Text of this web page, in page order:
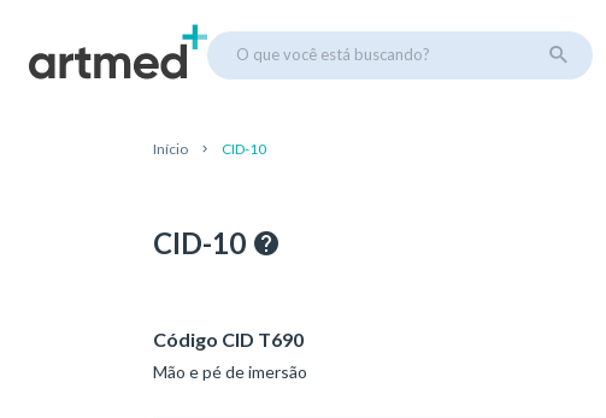
O que você está buscando?
Início CID-10
CID-10
Código CID T690
Mão e pé de imersão